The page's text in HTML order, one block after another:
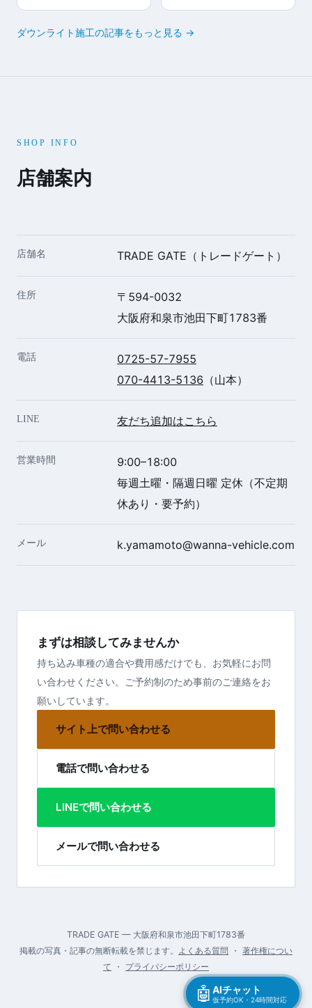
ダウンライト施工の記事をもっと見る →
SHOP INFO
店舗案内
店舗名 TRADE GATE（トレードゲート）
住所
〒594-0032
大阪府和泉市池田下町1783番
電話
0725-57-7955
070-4413-5136 （山本）
LINE 友だち追加はこちら
営業時間
9:00–18:00
毎週土曜・隔週日曜 定休（不定期
休あり・要予約）
メール k.yamamoto@wanna-vehicle.com
まずは相談してみませんか
持ち込み車種の適合や費用感だけでも、お気軽にお問
い合わせください。ご予約制のため事前のご連絡をお
願いしています。
サイト上で問い合わせる
電話で問い合わせる
LINEで問い合わせる
メールで問い合わせる
TRADE GATE — 大阪府和泉市池田下町1783番
掲載の写真・記事の無断転載を禁じます。
よくある質問 ・ 著作権につい
て ・ プライバシーポリシー
🤖 AIチャット
仮予約OK・24時間対応